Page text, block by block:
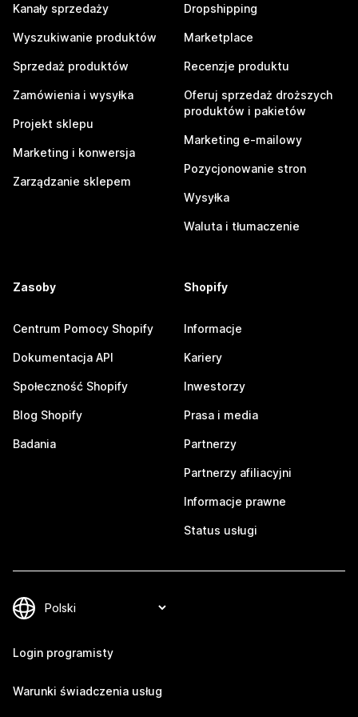
Kanały sprzedaży
Wyszukiwanie produktów
Sprzedaż produktów
Zamówienia i wysyłka
Projekt sklepu
Marketing i konwersja
Zarządzanie sklepem
Dropshipping
Marketplace
Recenzje produktu
Oferuj sprzedaż droższych
produktów i pakietów
Marketing e-mailowy
Pozycjonowanie stron
Wysyłka
Waluta i tłumaczenie
Zasoby
Centrum Pomocy Shopify
Dokumentacja API
Społeczność Shopify
Blog Shopify
Badania
Shopify
Informacje
Kariery
Inwestorzy
Prasa i media
Partnerzy
Partnerzy afiliacyjni
Informacje prawne
Status usługi
Login programisty
Warunki świadczenia usług